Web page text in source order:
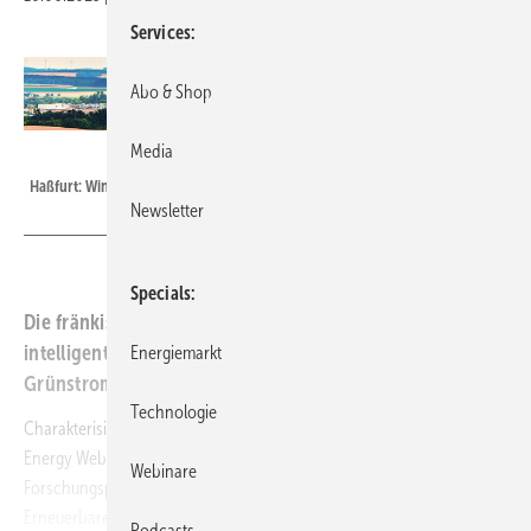
Foto: Reinhold Möller - Wikimedia Commons (CC BY-SA 4.0)
Haßfurt: Windkraft als Stromquelle, Gewerbe als Stromabnehmer
Die fränkische Stadt Haßfurt führt vor, wie ein
intelligentes Stromnetz den örtlichen Überschuss an
Grünstrom am besten nutzen lässt.
Charakterisiert als „eCrew“ – establishing Community Renewable
Energy Webs – zielte ein im Juni 2023 zu Ende gegangenes
Forschungsprojekt sinngemäß
Services
Abo & Shop
Media
Newsletter
Specials
Energiemarkt
Technologie
Webinare